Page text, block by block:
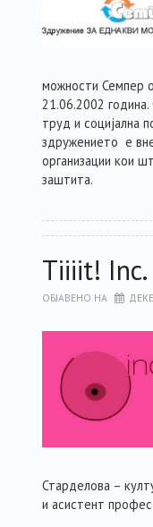
можности Семпер
21.06.2002
труд и социјална
здружението е
организации кои
заштита.
Tiiiit! Inc.
ОБЈАВЕНО НА
Старделова –
и асистент